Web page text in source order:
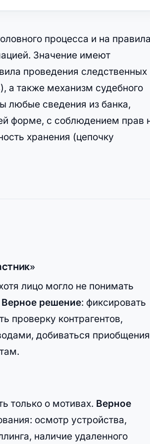
процесса и на
Значение имеют
проведения следственных
а также механизм судебного
любые сведения из банка,
форме, с соблюдением прав
хранения (цепочку
лицо могло не понимать
Верное решение: фиксировать
проверку контрагентов,
добиваться приобщения
только о мотивах. Верное
осмотр устройства,
наличие удаленного